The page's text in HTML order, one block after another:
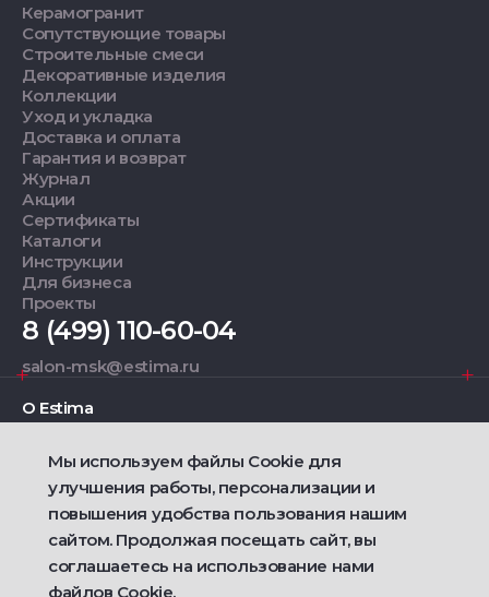
Керамогранит
Сопутствующие товары
Строительные смеси
Декоративные изделия
Коллекции
Уход и укладка
Доставка и оплата
Гарантия и возврат
Журнал
Акции
Сертификаты
Каталоги
Инструкции
Для бизнеса
Проекты
8 (499) 110-60-04
salon-msk@estima.ru
О Estima
Дизайнерам
Фирменные салоны
2021 — 2026 © Estima
Политика конфиденциальности
Мы используем файлы Cookie для
улучшения работы, персонализации и
повышения удобства пользования нашим
сайтом. Продолжая посещать сайт, вы
соглашаетесь на использование нами
файлов Cookie.